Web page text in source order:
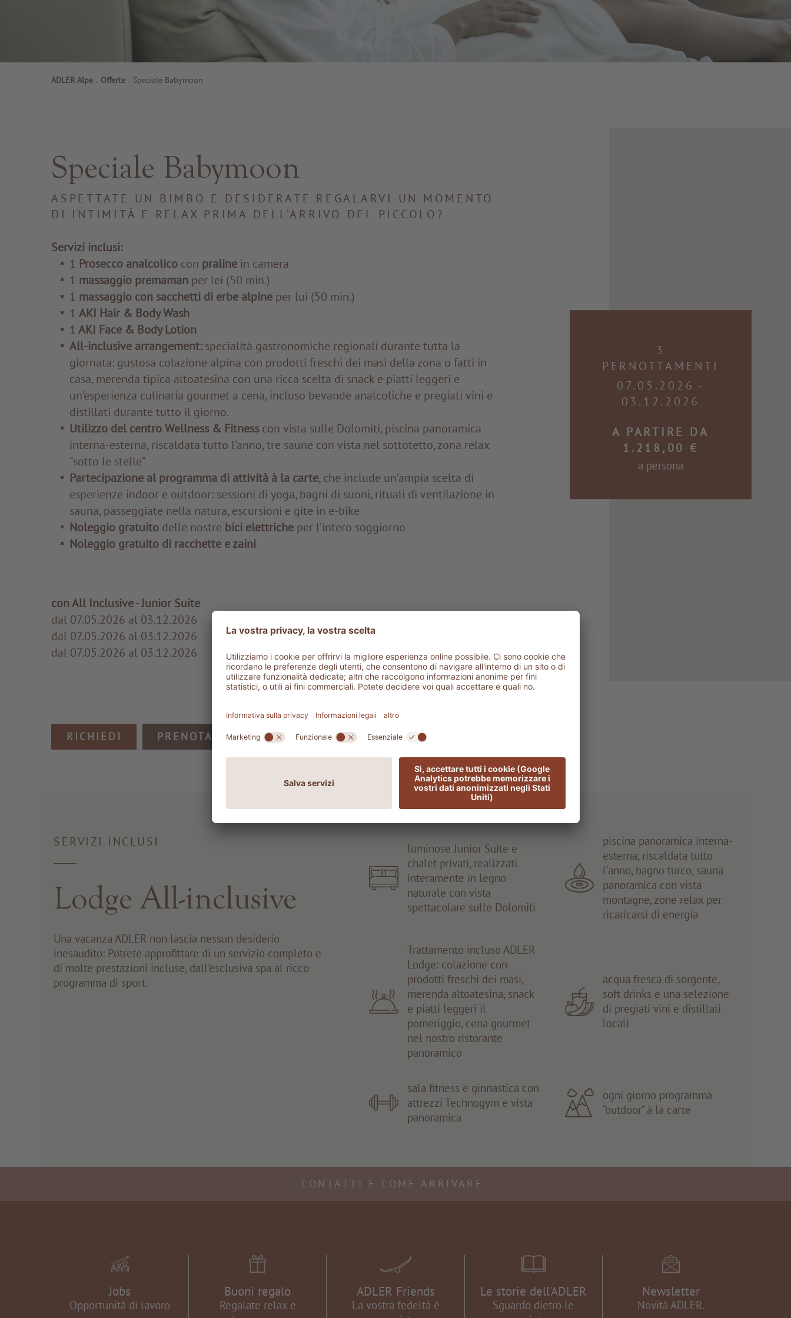
ADLER Alpe . Offerte . Speciale Babymoon
Speciale Babymoon
ASPETTATE UN BIMBO E DESIDERATE REGALARVI UN MOMENTO
DI INTIMITÀ E RELAX PRIMA DELL’ARRIVO DEL PICCOLO?
Servizi inclusi:
1 Prosecco analcolico con praline in camera
1 massaggio premaman per lei (50 min.)
1 massaggio con sacchetti di erbe alpine per lui (50 min.)
1 AKI Hair & Body Wash
1 AKI Face & Body Lotion
All-inclusive arrangement:specialità gastronomiche regionali durante tutta la
giornata: gustosa colazione alpina con prodotti freschi dei masi della zona o fatti in
casa, merenda tipica altoatesina con una ricca scelta di snack e piatti leggeri e
un’esperienza culinaria gourmet a cena, incluso bevande analcoliche e pregiati vini e
distillati durante tutto il giorno.
Utilizzo del centro Wellness & Fitness con vista sulle Dolomiti, piscina panoramica
interna-esterna, riscaldata tutto l’anno, tre saune con vista nel sottotetto, zona relax
“sotto le stelle”
Partecipazione al programma di attività à la carte, che include un’ampia scelta di
esperienze indoor e outdoor: sessioni di yoga, bagni di suoni, rituali di ventilazione in
sauna, passeggiate nella natura, escursioni e gite in e-bike
Noleggio gratuito delle nostre bici elettriche per l’intero soggiorno
Noleggio gratuito di racchette e zaini
con All Inclusive - Junior Suite
dal 07.05.2026 al 03.12.2026
dal 07.05.2026 al 03.12.2026
4 pernottamenti a partire da 1.369,00 € a persona
dal 07.05.2026 al 03.12.2026
7 pernottamenti a partire da 2.464,00 € a persona
3
PERNOTTAMENTI
07.05.2026 -
03.12.2026
A PARTIRE DA
1.218,00 €
a persona
RICHIEDI PRENOTA
SERVIZI INCLUSI
Lodge All-inclusive
Una vacanza ADLER non lascia nessun desiderio
inesaudito: Potrete approfittare di un servizio completo e
di molte prestazioni incluse, dall'esclusiva spa al ricco
programma di sport.
luminose Junior Suite e
chalet privati, realizzati
interamente in legno
naturale con vista
spettacolare sulle Dolomiti
piscina panoramica interna-
esterna, riscaldata tutto
l’anno, bagno turco, sauna
panoramica con vista
montagne, zone relax per
ricaricarsi di energia
Trattamento incluso ADLER
Lodge: colazione con
prodotti freschi dei masi,
merenda altoatesina, snack
e piatti leggeri il
pomeriggio, cena gourmet
nel nostro ristorante
panoramico
acqua fresca di sorgente,
soft drinks e una selezione
di pregiati vini e distillati
locali
sala fitness e ginnastica con
attrezzi Technogym e vista
panoramica
ogni giorno programma
“outdoor” à la carte
CONTATTI E COME ARRIVARE
Jobs
Opportunità di lavoro
Buoni regalo
Regalate relax e
ADLER Friends
La vostra fedeltà è
Le storie dell'ADLER
Sguardo dietro le
Newsletter
Novità ADLER.